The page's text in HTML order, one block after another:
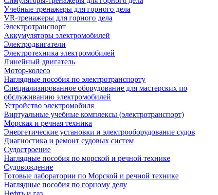
Учебные тренажеры для горного дела
VR-тренажеры для горного дела
Электротранспорт
Аккумуляторы электромобилей
Электродвигатели
Электротехника электромобилей
Линейный двигатель
Мотор-колесо
Наглядные пособия по электротранспорту
Специализированное оборудование для мастерских по
обслуживанию электромобилей
Устройство электромобиля
Виртуальные учебные комплексы (электротранспорт)
Морская и речная техника
Энергетические установки и электрооборудование судов
Диагностика и ремонт судовых систем
Судостроение
Наглядные пособия по морской и речной технике
Судовождение
Готовые лаборатории по Морской и речной технике
Наглядные пособия по горному делу
Нефть и газ